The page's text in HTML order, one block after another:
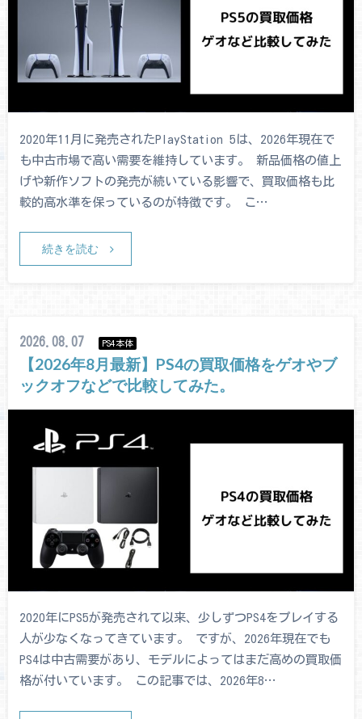
2020年11月に発売されたPlayStation 5は、2026年現在で
も中古市場で高い需要を維持しています。 新品価格の値上
げや新作ソフトの発売が続いている影響で、買取価格も比
較的高水準を保っているのが特徴です。 こ…
続きを読む
2026.08.07 PS4本体
【2026年8月最新】PS4の買取価格をゲオやブ
ックオフなどで比較してみた。
2020年にPS5が発売されて以来、少しずつPS4をプレイする
人が少なくなってきています。 ですが、2026年現在でも
PS4は中古需要があり、モデルによってはまだ高めの買取価
格が付いています。 この記事では、2026年8…